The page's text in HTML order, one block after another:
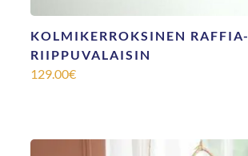
KOLMIKERROKSINEN RAFFIA-
RIIPPUVALAISIN
129.00€